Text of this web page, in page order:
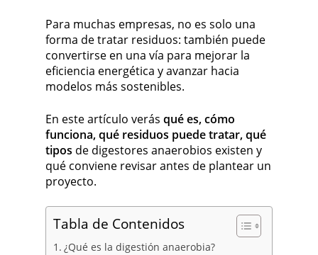
Para muchas empresas, no es solo una
forma de tratar residuos: también puede
convertirse en una vía para mejorar la
eficiencia energética y avanzar hacia
modelos más sostenibles.
En este artículo verás qué es, cómo
funciona, qué residuos puede tratar, qué
tipos de digestores anaerobios existen y
qué conviene revisar antes de plantear un
proyecto.
Tabla de Contenidos
¿Qué es la digestión anaerobia?